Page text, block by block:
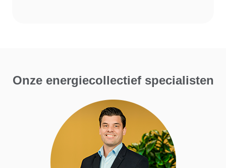
Onze energiecollectief specialisten